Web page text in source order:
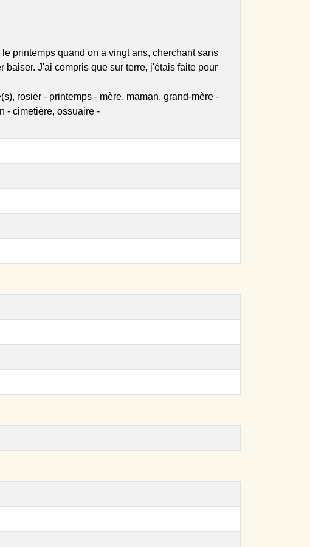
printemps quand on a vingt ans, cherchant sans
baiser. J'ai compris que sur terre, j'étais faite pour
rosier - printemps - mère, maman, grand-mère -
- cimetière, ossuaire -